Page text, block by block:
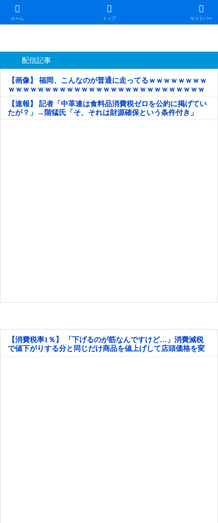
ホーム トップ サイドバー
日本第一！ニュース録
配信記事
【画像】 福岡、こんなのが普通に走ってるｗｗｗｗｗｗｗｗ
ｗｗｗｗｗｗｗｗｗｗｗｗｗｗｗｗｗｗｗｗｗｗｗｗｗｗｗ
ｗｗｗｗｗ
【速報】 記者「中革連は食料品消費税ゼロを公約に掲げてい
たが？」→階猛氏「そ、それは財源確保という条件付き」
【消費税率1％】 「下げるのが筋なんですけど…」消費減税
で値下がりする分と同じだけ商品を値上げして店頭価格を変
えない店も